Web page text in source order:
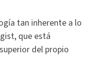
tan inherente a lo
que está
del propio